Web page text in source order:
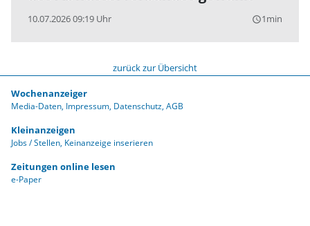
10.07.2026 09:19 Uhr query_builder1min
zurück zur Übersicht
Wochenanzeiger
Media-Daten Impressum Datenschutz AGB
Kleinanzeigen
Jobs / Stellen Keinanzeige inserieren
Zeitungen online lesen
e-Paper